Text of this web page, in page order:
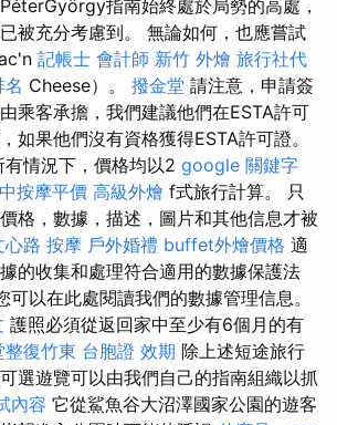
指南始終處於局勢的高處，
被充分考慮到。 無論如何，也應嘗試
記帳士 會計師 新竹 外燴 旅行社代
Cheese）。 撥金堂 請注意，申請簽
乘客承擔，我們建議他們在ESTA許可
如果他們沒有資格獲得ESTA許可證。
有情況下，價格均以2 google 關鍵字
按摩平價 高級外燴 f式旅行計算。 只
格，數據，描述，圖片和其他信息才被
心路 按摩 戶外婚禮 buffet外燴價格 適
的收集和處理符合適用的數據保護法
可以在此處閱讀我們的數據管理信息。
護照必須從返回家中至少有6個月的有
復竹東 台胞證 效期 除上述短途旅行
選遊覽可以由我們自己的指南組織以抓
內容 它從鯊魚谷大沼澤國家公園的遊客